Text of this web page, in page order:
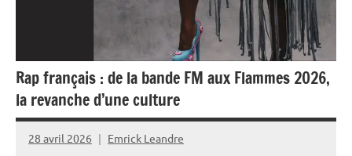
Rap français : de la bande FM aux Flammes 2026,
la revanche d’une culture
28 avril 2026 Emrick Leandre